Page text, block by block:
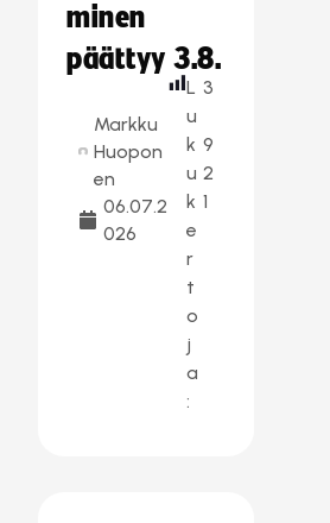
minen
päättyy 3.8.
Markku
Huopon
en
06.07.2
026
L
u
k
u
k
e
r
t
o
j
a
:
3
9
2
1